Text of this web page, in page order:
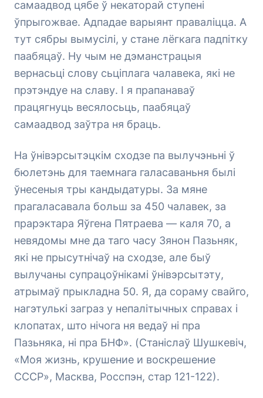
самаадвод цябе ў некаторай ступені
ўпрыгожвае. Адпадае варыянт праваліцца. А
тут сябры вымусілі, у стане лёгкага падпітку
паабяцаў. Ну чым не дэманстрацыя
вернасьці слову сьціплага чалавека, які не
прэтэндуе на славу. І я прапанаваў
працягнуць весялосьць, паабяцаў
самаадвод заўтра ня браць.
На ўнівэрсытэцкім сходзе па вылучэньні ў
бюлетэнь для таемнага галасаваньня былі
ўнесеныя тры кандыдатуры. За мяне
прагаласавала больш за 450 чалавек, за
прарэктара Яўгена Пятраева — каля 70, а
невядомы мне да таго часу Зянон Пазьняк,
які не прысутнічаў на сходзе, але быў
вылучаны супрацоўнікамі ўнівэрсытэту,
атрымаў прыкладна 50. Я, да сораму свайго,
нагэтулькі заграз у непалітычных справах і
клопатах, што нічога ня ведаў ні пра
Пазьняка, ні пра БНФ». (Станіслаў Шушкевіч,
«Моя жизнь, крушение и воскрешение
СССР», Масква, Росспэн, стар 121-122).